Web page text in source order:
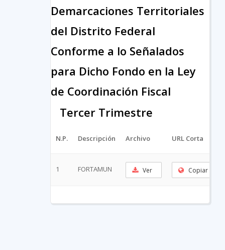
Demarcaciones Territoriales
del Distrito Federal
Conforme a lo Señalados
para Dicho Fondo en la Ley
de Coordinación Fiscal
Tercer Trimestre
N.P. Descripción Archivo URL Corta
1 FORTAMUN Ver Copiar URL